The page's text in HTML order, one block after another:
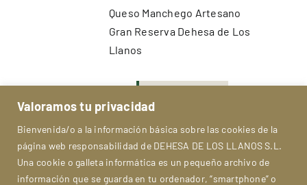
Valoramos tu privacidad
Bienvenida/o a la información básica sobre las cookies de la
página web responsabilidad de DEHESA DE LOS LLANOS S.L.
Una cookie o galleta informática es un pequeño archivo de
información que se guarda en tu ordenador, “smartphone” o
Queso Manchego Artesano
Gran Reserva Dehesa de Los
Llanos
World Cheese
Medalla de